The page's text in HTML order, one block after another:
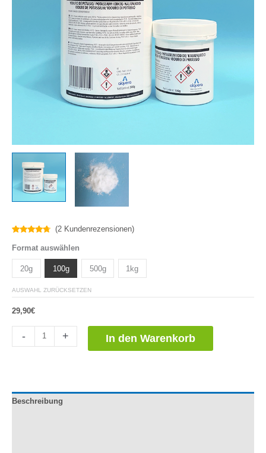
mit4.50
basierend
auf
Kundenbewertungen
(2Kundenrezensionen)
Format auswählen
20g 100g 500g 1kg
AUSWAHL ZURÜCKSETZEN
29,90€
- + In den Warenkorb
Beschreibung